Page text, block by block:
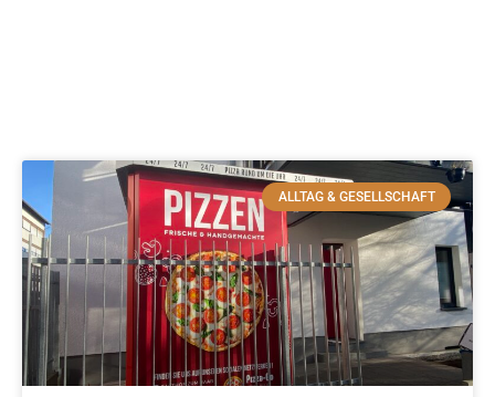
ALLTAG & GESELLSCHAFT